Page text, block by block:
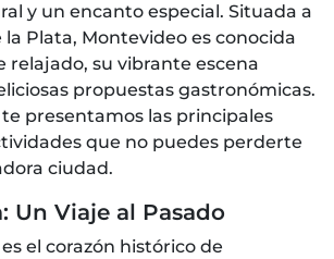
y un encanto especial. Situada a
la Plata, Montevideo es conocida
relajado, su vibrante escena
propuestas gastronómicas.
presentamos las principales
que no puedes perderte
ciudad.
Un Viaje al Pasado
el corazón histórico de